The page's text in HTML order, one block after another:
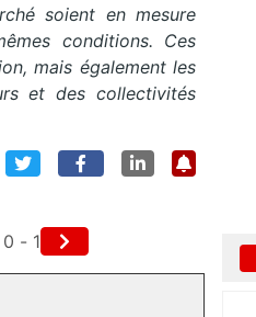
soient en mesure
conditions. Ces
mais également les
et des collectivités
- 1